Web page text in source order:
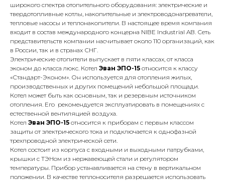
широкого спектра отопительного оборудования: электрические и
твердотопливные котлы, накопительные и электроводонагреватели,
тепловые насосы и теплонакопители. В настоящее время компания
входит в состав международного концерна NIBE Industrial AB. Сеть
представительств компании насчитывает около 110 организаций, как
в России, так и в странах СНГ.
Электрические отопители выпускает в пяти классах, от класса
эконом до класса люкс. Котел Эван ЭПО-15 относится к классу
«Стандарт-Эконом». Он используется для отопления жилых,
производственных и других помещений небольшой площади.
Котел может быть как основным, так и резервным источником
отопления. Его рекомендуется эксплуатировать в помещениях с
естественной вентиляцией воздуха.
Котел Эван ЭПО-15 относится к приборам с первым классом
защиты от электрического тока и подключается к однофазной
трехпроводной электрической сети.
Котел состоит из корпуса с входными и выходными патрубками,
крышки с ТЭНом из нержавеющей стали и регулятором
температуры. Прибор устанавливается на стену в вертикальном
положении. В качестве теплоносителя разрешается использовать
Адрес
КОНТАКТЫ